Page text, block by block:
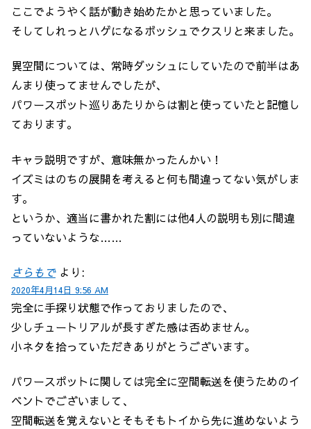
ここでようやく話が動き始めたかと思っていました。
そしてしれっとハゲになるボッシュでクスリと来ました。
異空間については、常時ダッシュにしていたので前半はあ
んまり使ってませんでしたが、
パワースポット巡りあたりからは割と使っていたと記憶し
ております。
キャラ説明ですが、意味無かったんかい！
イズミはのちの展開を考えると何も間違ってない気がしま
す。
というか、適当に書かれた割には他4人の説明も別に間違
っていないような……
さらもで より:
2020年4月14日 9:56 AM
完全に手探り状態で作っておりましたので、
少しチュートリアルが長すぎた感は否めません。
小ネタを拾っていただきありがとうございます。
パワースポットに関しては完全に空間転送を使うためのイ
ベントでございまして、
空間転送を覚えないとそもそもトイから先に進めないよう